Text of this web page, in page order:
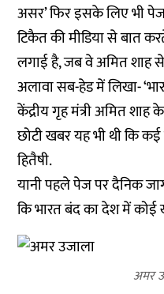
असर’ फिर इसके लिए भी
टिकैत की मीडिया से बात
लगाई है, जब वे अमित शाह
अलावा सब-हेड में लिखा-
केंद्रीय गृह मंत्री अमित शाह
छोटी खबर यह भी थी कि
हितैषी.
यानी पहले पेज पर दैनिक
कि भारत बंद का देश में
अमर